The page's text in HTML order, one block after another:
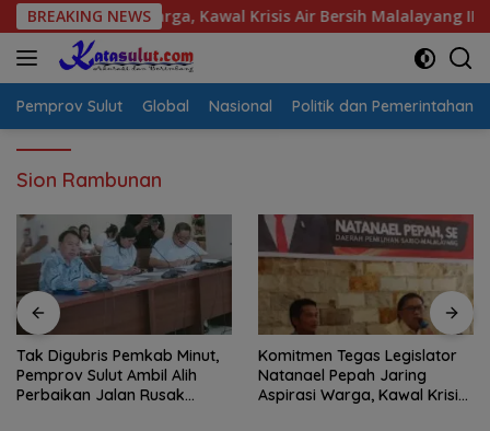
Langsung
ke
konten
BREAKING NEWS
Warga, Kawal Krisis Air Bersih Malalayang II Hingga
Pemprov Sulut Global Nasional Politik dan Pemerintahan
Sion Rambunan
Tak Digubris Pemkab Minut,
Pemprov Sulut Ambil Alih
Perbaikan Jalan Rusak
Komitmen Tegas Legislator
Natanael Pepah Jaring
Aspirasi Warga, Kawal Krisis